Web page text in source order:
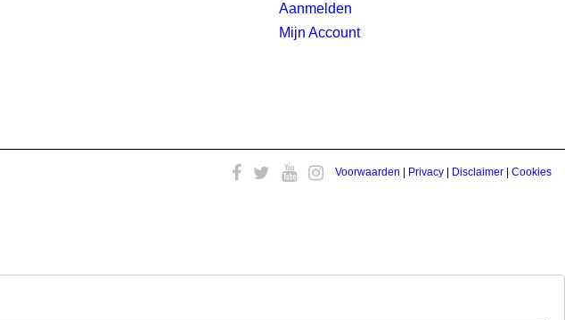
Aanmelden
Mijn Account
Voorwaarden Privacy Disclaimer Cookies